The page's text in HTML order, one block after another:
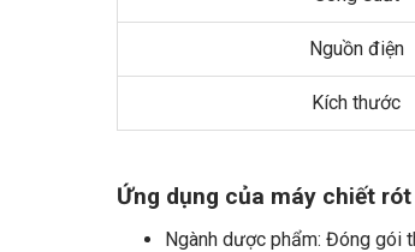
Nguồn điện
Kích thước
Ứng dụng của máy chiết
Ngành dược phẩm: Đóng gói